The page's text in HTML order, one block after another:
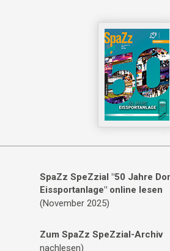
SpaZz SpeZzial "50 Jahre
Eissportanlage" online lesen
(November 2025)
Zum SpaZz SpeZzial-Archiv
nachlesen)